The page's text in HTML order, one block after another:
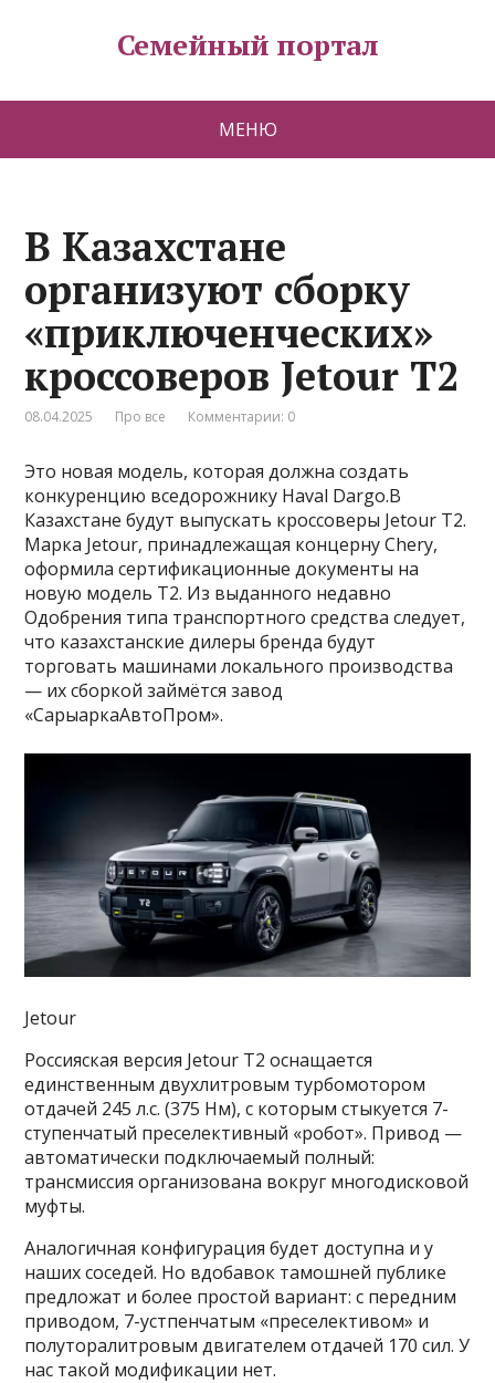
Семейный портал
МЕНЮ
В Казахстане
организуют сборку
«приключенческих»
кроссоверов Jetour T2
08.04.2025 Про все Комментарии: 0
Это новая модель, которая должна создать
конкуренцию вседорожнику Haval Dargo.В
Казахстане будут выпускать кроссоверы Jetour T2.
Марка Jetour, принадлежащая концерну Chery,
оформила сертификационные документы на
новую модель Т2. Из выданного недавно
Одобрения типа транспортного средства следует,
что казахстанские дилеры бренда будут
торговать машинами локального производства
— их сборкой займётся завод
«СарыаркаАвтоПром».
Jetour
Россияская версия Jetour T2 оснащается
единственным двухлитровым турбомотором
отдачей 245 л.с. (375 Нм), с которым стыкуется 7-
ступенчатый преселективный «робот». Привод —
автоматически подключаемый полный:
трансмиссия организована вокруг многодисковой
муфты.
Аналогичная конфигурация будет доступна и у
наших соседей. Но вдобавок тамошней публике
предложат и более простой вариант: с передним
приводом, 7-устпенчатым «преселективом» и
полуторалитровым двигателем отдачей 170 сил. У
нас такой модификации нет.